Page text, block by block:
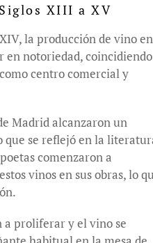
XIII a XV
la producción de vino en
en notoriedad, coincidiendo
centro comercial y
Madrid alcanzaron un
que se reflejó en la
comenzaron a
vinos en sus obras, lo
a proliferar y el vino se